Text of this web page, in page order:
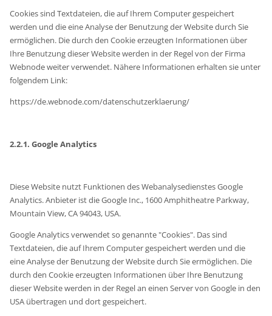
Cookies sind Textdateien, die auf Ihrem Computer gespeichert
werden und die eine Analyse der Benutzung der Website durch Sie
ermöglichen. Die durch den Cookie erzeugten Informationen über
Ihre Benutzung dieser Website werden in der Regel von der Firma
Webnode weiter verwendet. Nähere Informationen erhalten sie unter
folgendem Link:
https://de.webnode.com/datenschutzerklaerung/
2.2.1. Google Analytics
Diese Website nutzt Funktionen des Webanalysedienstes Google
Analytics. Anbieter ist die Google Inc., 1600 Amphitheatre Parkway,
Mountain View, CA 94043, USA.
Google Analytics verwendet so genannte "Cookies". Das sind
Textdateien, die auf Ihrem Computer gespeichert werden und die
eine Analyse der Benutzung der Website durch Sie ermöglichen. Die
durch den Cookie erzeugten Informationen über Ihre Benutzung
dieser Website werden in der Regel an einen Server von Google in den
USA übertragen und dort gespeichert.